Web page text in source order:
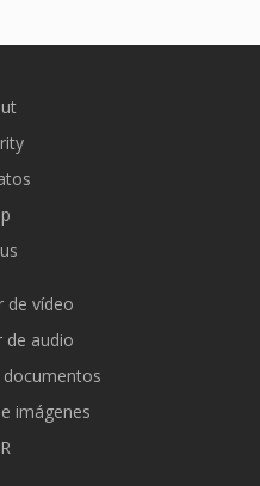
de vídeo
de audio
imágenes